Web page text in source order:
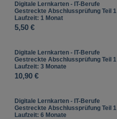
Digitale Lernkarten - IT-Berufe
Gestreckte Abschlussprüfung Teil 1
Laufzeit: 1 Monat
5,50 €
Digitale Lernkarten - IT-Berufe
Gestreckte Abschlussprüfung Teil 1
Laufzeit: 3 Monate
10,90 €
Digitale Lernkarten - IT-Berufe
Gestreckte Abschlussprüfung Teil 1
Laufzeit: 6 Monate